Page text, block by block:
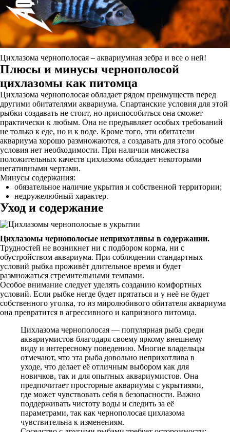
Цихлазома чернополосая – аквариумная зебра и все о ней!
Плюсы и минусы чернополосой
цихлазомы как питомца
Цихлазома чернополосая обладает рядом преимуществ перед
другими обитателями аквариума. Спартанские условия для этой
рыбки создавать не стоит, но приспособиться она сможет
практически к любым. Она не предъявляет особых требований
не только к еде, но и к воде. Кроме того, эти обитатели
аквариума хорошо размножаются, а создавать для этого особые
условия нет необходимости. При наличии множества
положительных качеств цихлазома обладает некоторыми
негативными чертами.
Минусы содержания:
обязательное наличие укрытия и собственной территории;
недружелюбный характер.
Уход и содержание
Цихлазомы чернополосые неприхотливы в содержании.
Трудностей не возникнет ни с подбором корма, ни с
обустройством аквариума. При соблюдении стандартных
условий рыбка проживёт длительное время и будет
размножаться стремительными темпами.
Особое внимание следует уделять созданию комфортных
условий. Если рыбке негде будет прятаться и у неё не будет
собственного уголка, то из миролюбивого обитателя аквариума
она превратится в агрессивного и капризного питомца.
Цихлазома чернополосая — популярная рыба среди
аквариумистов благодаря своему яркому внешнему
виду и интересному поведению. Многие владельцы
отмечают, что эта рыба довольно неприхотлива в
уходе, что делает её отличным выбором как для
новичков, так и для опытных аквариумистов. Она
предпочитает просторные аквариумы с укрытиями,
где может чувствовать себя в безопасности. Важно
поддерживать чистоту воды и следить за её
параметрами, так как чернополосая цихлазома
чувствительна к изменениям.